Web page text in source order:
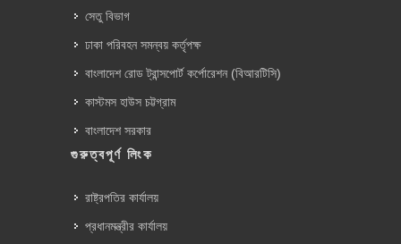
সেতু বিভাগ
ঢাকা পরিবহন সমন্বয় কর্তৃপক্ষ
বাংলাদেশ রোড ট্রান্সপোর্ট কর্পোরেশন (বিআরটিসি)
কাস্টমস হাউস চট্টগ্রাম
বাংলাদেশ সরকার
গুরুত্বপূর্ণ লিংক
রাষ্ট্রপতির কার্যালয়
প্রধানমন্ত্রীর কার্যালয়